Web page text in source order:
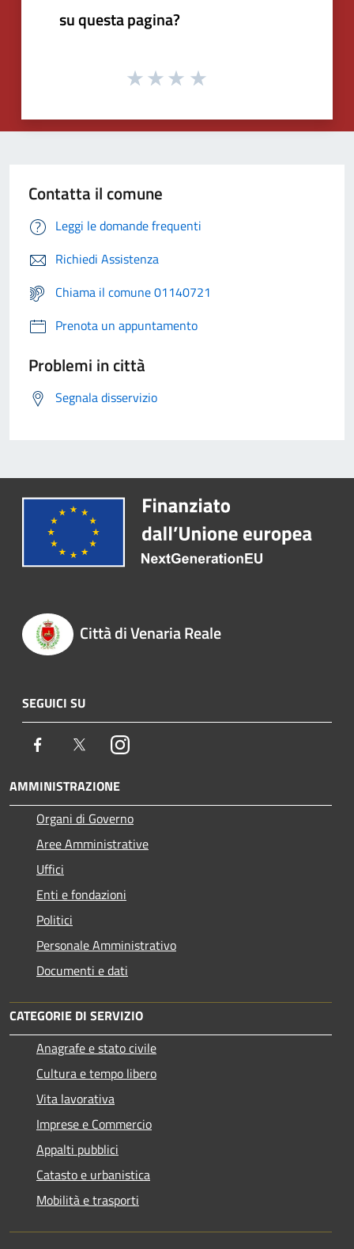
su questa pagina?
Contatta il comune
Leggi le domande frequenti
Richiedi Assistenza
Chiama il comune 01140721
Prenota un appuntamento
Problemi in città
Segnala disservizio
Città di Venaria Reale
SEGUICI SU
Facebook TwitterInstagram
AMMINISTRAZIONE
Organi di Governo
Aree Amministrative
Uffici
Enti e fondazioni
Politici
Personale Amministrativo
Documenti e dati
CATEGORIE DI SERVIZIO
Anagrafe e stato civile
Cultura e tempo libero
Vita lavorativa
Imprese e Commercio
Appalti pubblici
Catasto e urbanistica
Mobilità e trasporti